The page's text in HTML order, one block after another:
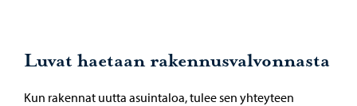
Luvat haetaan rakennusvalvonnasta
Kun rakennat uutta asuintaloa, tulee sen yhteyteen